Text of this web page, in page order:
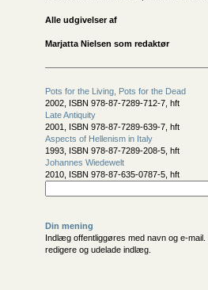
Alle udgivelser af
Marjatta Nielsen som redaktør
Pots for the Living, Pots for the Dead
2002, ISBN 978-87-7289-712-7, hft
Late Antiquity
2001, ISBN 978-87-7289-639-7, hft
Aspects of Hellenism in Italy
1993, ISBN 978-87-7289-208-5, hft
Johannes Wiedewelt
2010, ISBN 978-87-635-0787-5, hft
Din mening
Indlæg offentliggøres med navn og e-
redigere og udelade indlæg.